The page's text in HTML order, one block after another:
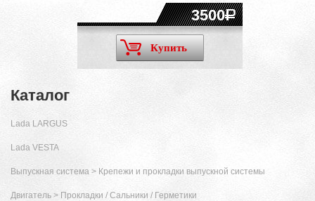
3500
Купить
Каталог
Lada LARGUS
Lada VESTA
Выпускная система > Крепежи и прокладки выпускной системы
Двигатель > Прокладки / Сальники / Герметики